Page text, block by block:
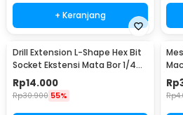
+ Keranjang
Drill Extension L-Shape Hex Bit
Socket Ekstensi Mata Bor 1/4
Inch - 105
Rp14.000
Rp30.900 55%
Rp
Rp